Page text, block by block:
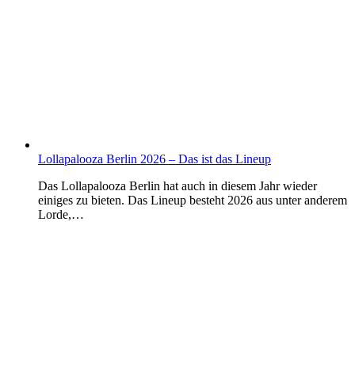
Lollapalooza Berlin 2026 – Das ist das Lineup
Das Lollapalooza Berlin hat auch in diesem Jahr wieder
einiges zu bieten. Das Lineup besteht 2026 aus unter anderem
Lorde,…